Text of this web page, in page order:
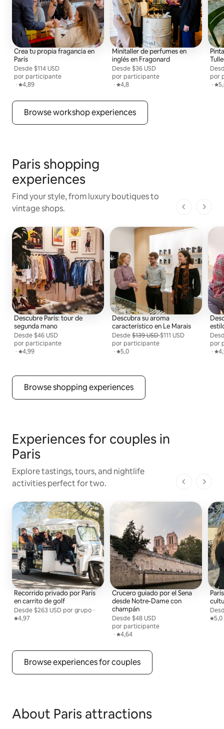
Crea tu propia fragancia en
París
Desde $114 USD
por participante
Desde $114 USD por persona
·Calificación promedio: 4,89 de 5
4,89
Minitaller de perfumes en
inglés en Fragonard
Desde $36 USD
por participante
Desde $36 USD por persona
·Calificación promedio: 4,8 de 5
4,8
por
·
Browse workshop experiences
Paris shopping
experiences
Find your style, from luxury boutiques to
vintage shops.
1 de 1
Descubre París: tour de
segunda mano
Desde $46 USD
por participante
Desde $46 USD por persona
·Calificación promedio: 4,99 de 5
4,99
Descubra su aroma
característico en Le Marais
Desde$139 USD$111 USD
por participante
Desde $111 USD por participante,
·Calificación promedio: 5,0 de 5
5,0
por
·
Browse shopping experiences
Experiences for couples in
Paris
Explore tastings, tours, and nightlife
activities perfect for two.
1 de 1
Recorrido privado por París
en carrito de golf
Desde $263 USDpor grupo
Desde $263 USD por grupo ·
Calificación promedio: 4,97 de 5
4,97
Crucero guiado por el Sena
desde Notre-Dame con
champán
Desde $48 USD
por participante
Desde $48 USD por persona
·Calificación promedio: 4,64 de 5
4,64
5,0
Browse experiences for couples
About Paris attractions